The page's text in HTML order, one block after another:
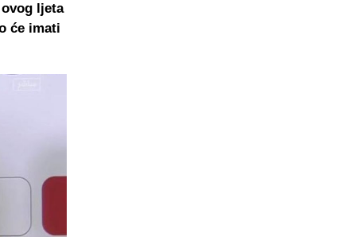
ljeta
će imati